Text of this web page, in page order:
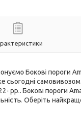
Бокові пороги
самовивозом.
Бокові пороги
Оберіть